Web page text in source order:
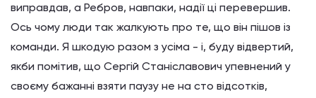
виправдав, а Ребров, навпаки, надії ці перевершив.
Ось чому люди так жалкують про те, що він пішов із
команди. Я шкодую разом з усіма - і, буду відвертий,
якби помітив, що Сергій Станіславович упевнений у
своєму бажанні взяти паузу не на сто відсотків,